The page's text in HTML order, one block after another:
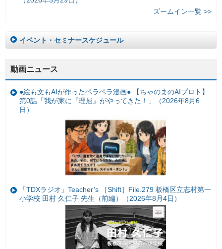
ズームイン一覧 >>
イベント・セミナースケジュール
動画ニュース
●絵も文もAIが作ったペラペラ漫画● 【ちゃのまのAIプロト】
第0話「我が家に『理屈』がやってきた！」（2026年8月6
日）
「TDXラジオ」Teacher’s ［Shift］File.279 板橋区立志村第一
小学校 田村 久仁子 先生（前編）（2026年8月4日）